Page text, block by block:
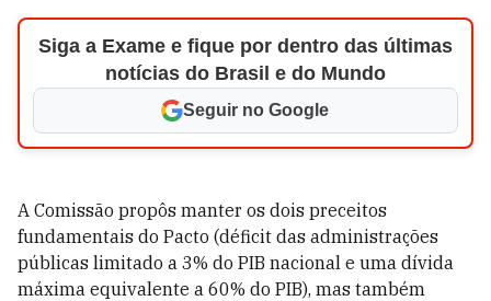
Siga a Exame e fique por dentro das últimas
notícias do Brasil e do Mundo
Seguir no Google
A Comissão propôs manter os dois preceitos
fundamentais do Pacto (déficit das administrações
públicas limitado a 3% do PIB nacional e uma dívida
máxima equivalente a 60% do PIB), mas também